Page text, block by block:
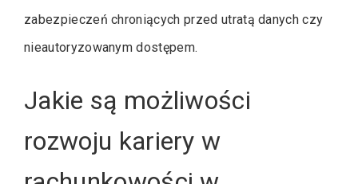
zabezpieczeń chroniących przed utratą danych czy
nieautoryzowanym dostępem.
Jakie są możliwości
rozwoju kariery w